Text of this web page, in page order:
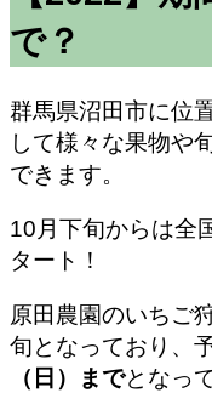
で？
群馬県沼田市に位
して様々な果物や
できます。
10月下旬からは全
タート！
原田農園のいちご
旬となっており、
（日）までとなっ